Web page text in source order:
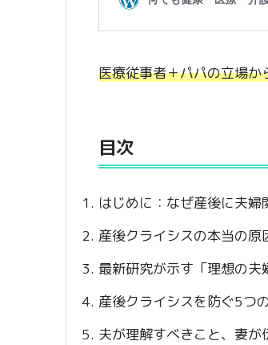
医療従事者＋パパの立場
目次
はじめに：なぜ産後に夫婦
産後クライシスの本当の原
最新研究が示す「理想の夫
産後クライシスを防ぐ5つ
夫が理解すべきこと、妻が